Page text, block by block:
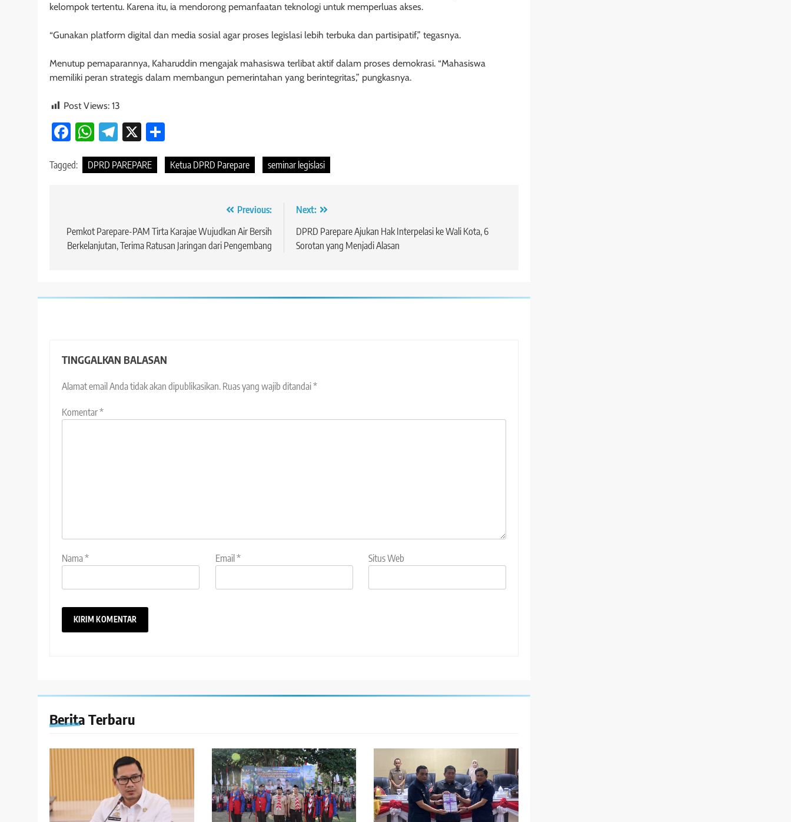
kelompok tertentu. Karena itu, ia mendorong pemanfaatan teknologi untuk memperluas akses.
“Gunakan platform digital dan media sosial agar proses legislasi lebih terbuka dan partisipatif,” tegasnya.
Menutup pemaparannya, Kaharuddin mengajak mahasiswa terlibat aktif dalam proses demokrasi. “Mahasiswa
memiliki peran strategis dalam membangun pemerintahan yang berintegritas,” pungkasnya.
Post Views: 13
Facebook
WhatsApp
Telegram
X
Tagged: DPRD PAREPARE Ketua DPRD Parepare seminar legislasi
pos
Previous:
Pemkot Parepare-PAM Tirta Karajae Wujudkan Air Bersih
Berkelanjutan, Terima Ratusan Jaringan dari Pengembang
Next:
DPRD Parepare Ajukan Hak Interpelasi ke Wali Kota, 6
Sorotan yang Menjadi Alasan
TINGGALKAN BALASAN
Alamat email Anda tidak akan dipublikasikan. Ruas yang wajib ditandai*
Komentar*
Nama* Email* Situs Web
Berita Terbaru